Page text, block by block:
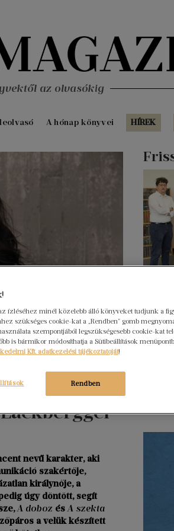
az olvasókig
A hónap könyvei HÍREK
nevű karakter, aki
szakértője,
királynője, a
úgy döntött, segít
A doboz ésA szekta
a velük készített
Libri
2026.
Egy
nem
ízléséhez minél közelebb álló könyveket tudjunk a
szükséges cookie-kat a „Rendben” gomb
szempontjából legszükségesebb cookie-kat
is bármikor módosíthatja a Sütibeállítások
Kft. adatkezelési tájékoztatóját!
Rendben